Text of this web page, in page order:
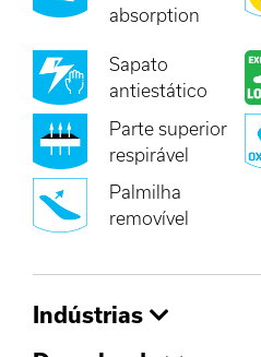
absorption
Sapato
antiestático
Parte superior
respirável
Palmilha
removível
Indústrias